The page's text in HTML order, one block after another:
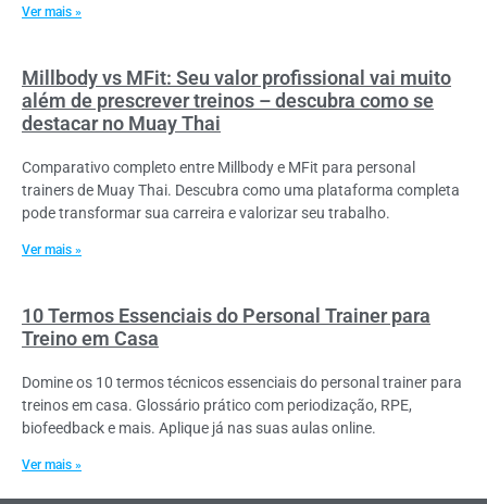
Ver mais »
Millbody vs MFit: Seu valor profissional vai muito
além de prescrever treinos – descubra como se
destacar no Muay Thai
Comparativo completo entre Millbody e MFit para personal
trainers de Muay Thai. Descubra como uma plataforma completa
pode transformar sua carreira e valorizar seu trabalho.
Ver mais »
10 Termos Essenciais do Personal Trainer para
Treino em Casa
Domine os 10 termos técnicos essenciais do personal trainer para
treinos em casa. Glossário prático com periodização, RPE,
biofeedback e mais. Aplique já nas suas aulas online.
Ver mais »